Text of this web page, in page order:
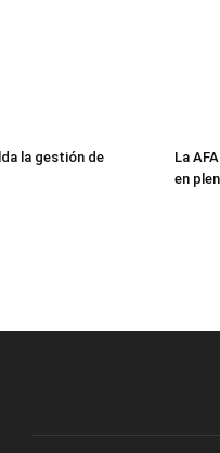
la gestión de
La
en